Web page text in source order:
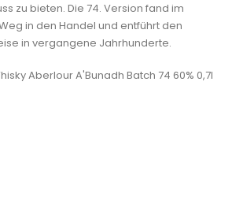
zu bieten. Die 74. Version fand im
in den Handel und entführt den
in vergangene Jahrhunderte.
Aberlour A'Bunadh Batch 74 60% 0,7l